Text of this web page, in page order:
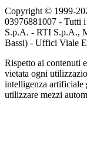
Copyright © 1999-
03976881007 - Tutti
S.p.A. - RTI S.p.A.,
Bassi) - Uffici Viale
Rispetto ai contenuti
vietata ogni
intelligenza artificiale
utilizzare mezzi